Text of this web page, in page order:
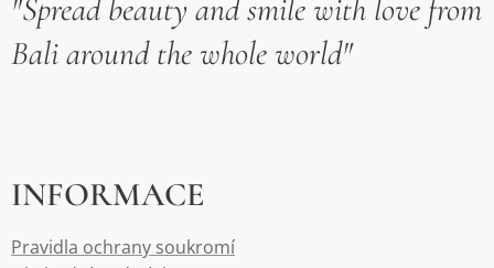
"Spread beauty and smile with love from
Bali around the whole world"
INFORMACE
Pravidla ochrany soukromí